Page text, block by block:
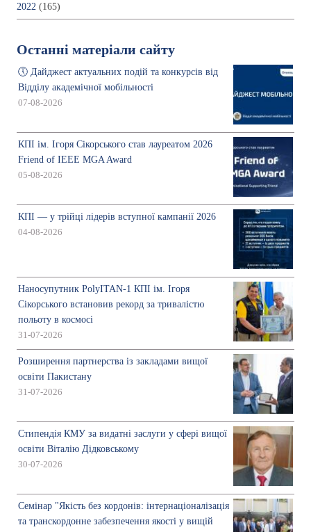
2022 (165)
Останні матеріали сайту
🕔 Дайджест актуальних подій та конкурсів від
Відділу академічної мобільності
07-08-2026
КПІ ім. Ігоря Сікорського став лауреатом 2026
Friend of IEEE MGA Award
05-08-2026
КПІ — у трійці лідерів вступної кампанії 2026
04-08-2026
Наносупутник PolyITAN-1 КПІ ім. Ігоря
Сікорського встановив рекорд за тривалістю
польоту в космосі
31-07-2026
Розширення партнерства із закладами вищої
освіти Пакистану
31-07-2026
Стипендія КМУ за видатні заслуги у сфері вищої
освіти Віталію Дідковському
30-07-2026
Семінар "Якість без кордонів: інтернаціоналізація
та транскордонне забезпечення якості у вищій